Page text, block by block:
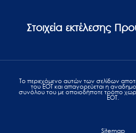
Στοιχεία εκτέλεσης
Το περιεχόμενο αυτών των σελίδων
του ΕΟΤ και απαγορεύεται η
συνόλου του με οποιοδήποτε τρόπο
ΕΟΤ.
Sitemap